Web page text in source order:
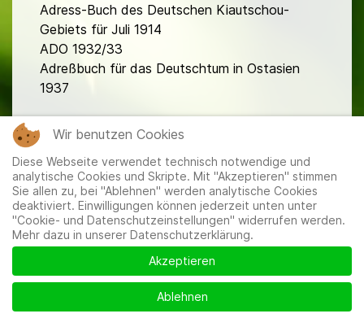
Adress-Buch des Deutschen Kiautschou-
Gebiets für Juli 1914
ADO 1932/33
Adreßbuch für das Deutschtum in Ostasien
1937
Mitglieder|Impressum|Datenschutzerklärung|Cookie-
und Datenschutzeinstellungen
Wir benutzen Cookies
Diese Webseite verwendet technisch notwendige und
analytische Cookies und Skripte. Mit "Akzeptieren" stimmen
Sie allen zu, bei "Ablehnen" werden analytische Cookies
deaktiviert. Einwilligungen können jederzeit unten unter
"Cookie- und Datenschutzeinstellungen" widerrufen werden.
Mehr dazu in unserer Datenschutzerklärung.
Akzeptieren
Ablehnen